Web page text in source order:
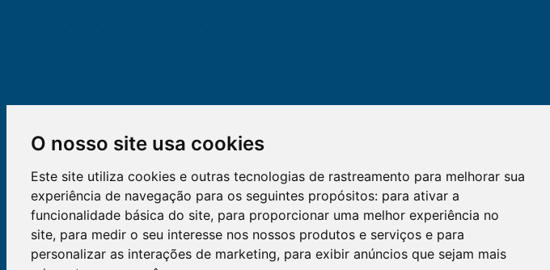
O nosso site usa cookies
Este site utiliza cookies e outras tecnologias de rastreamento para melhorar sua
experiência de navegação para os seguintes propósitos: para ativar a
funcionalidade básica do site, para proporcionar uma melhor experiência no
site, para medir o seu interesse nos nossos produtos e serviços e para
personalizar as interações de marketing, para exibir anúncios que sejam mais
O WhatsApp é o principal canal
de atendimento do Coren-DF.